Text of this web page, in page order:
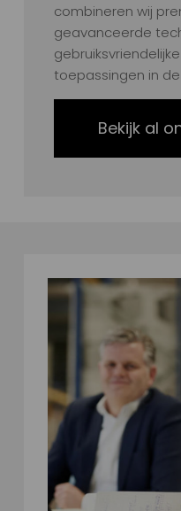
combineren wij
geavanceerde
toepassingen in
Bekijk al